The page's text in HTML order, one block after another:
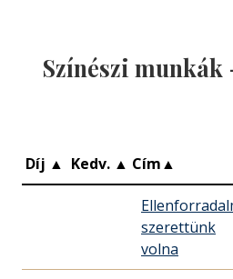
Színészi munkák
Díj ▲ Kedv. ▲ Cím▲
szerettünk
volna